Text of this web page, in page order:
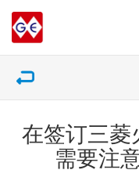
在签订三菱
需要注